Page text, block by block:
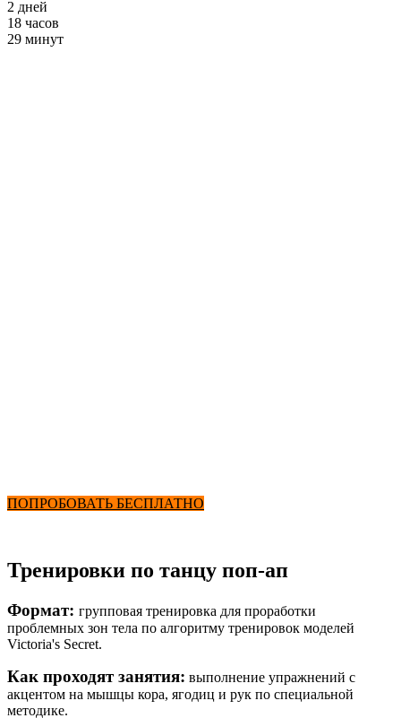
2 дней
18 часов
29 минут
ПОПРОБОВАТЬ БЕСПЛАТНО
Тренировки по танцу поп-ап
Формат: групповая тренировка для проработки
проблемных зон тела по алгоритму тренировок моделей
Victoria's Secret.
Как проходят занятия: выполнение упражнений с
акцентом на мышцы кора, ягодиц и рук по специальной
методике.